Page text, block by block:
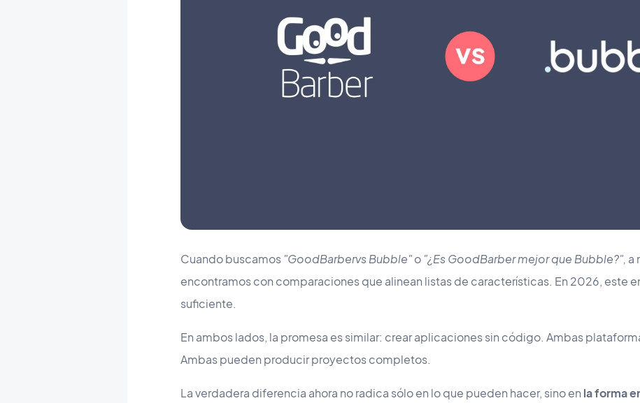
Cuando buscamos "GoodBarbervs Bubble"o "¿Es GoodBarber mejor que Bubble?", a
encontramos con comparaciones que alinean listas de características. En 2026, este
suficiente.
En ambos lados, la promesa es similar: crear aplicaciones sin código. Ambas
Ambas pueden producir proyectos completos.
La verdadera diferencia ahora no radica sólo en lo que pueden hacer, sino en la forma